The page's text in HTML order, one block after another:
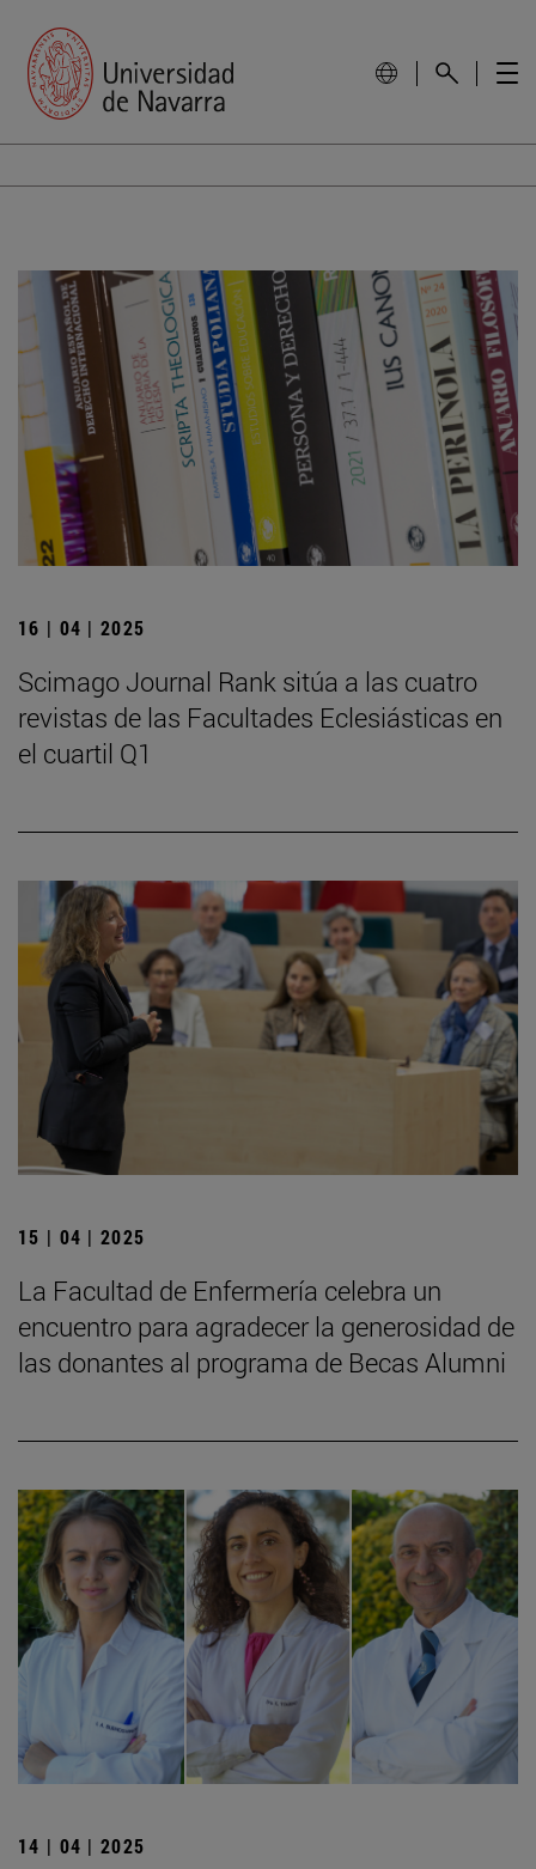
16 | 04 | 2025
Scimago Journal Rank sitúa a las cuatro
revistas de las Facultades Eclesiásticas en
el cuartil Q1
15 | 04 | 2025
La Facultad de Enfermería celebra un
encuentro para agradecer la generosidad de
las donantes al programa de Becas Alumni
14 | 04 | 2025